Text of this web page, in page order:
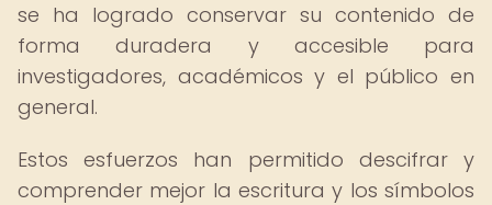
se ha logrado conservar su contenido de
forma duradera y accesible para
investigadores, académicos y el público en
general.
Estos esfuerzos han permitido descifrar y
comprender mejor la escritura y los símbolos